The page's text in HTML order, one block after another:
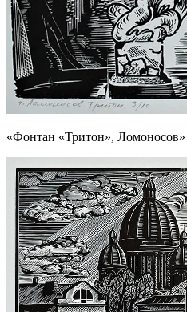
«Фонтан «Тритон», Ломоносов»